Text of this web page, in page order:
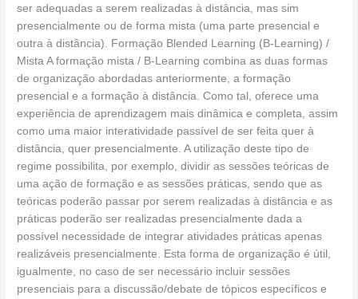
ser adequadas a serem realizadas à distância, mas sim
presencialmente ou de forma mista (uma parte presencial e
outra à distância). Formação Blended Learning (B-Learning) /
Mista A formação mista / B-Learning combina as duas formas
de organização abordadas anteriormente, a formação
presencial e a formação à distância. Como tal, oferece uma
experiência de aprendizagem mais dinâmica e completa, assim
como uma maior interatividade passível de ser feita quer à
distância, quer presencialmente. A utilização deste tipo de
regime possibilita, por exemplo, dividir as sessões teóricas de
uma ação de formação e as sessões práticas, sendo que as
teóricas poderão passar por serem realizadas à distância e as
práticas poderão ser realizadas presencialmente dada a
possível necessidade de integrar atividades práticas apenas
realizáveis presencialmente. Esta forma de organização é útil,
igualmente, no caso de ser necessário incluir sessões
presenciais para a discussão/debate de tópicos específicos e